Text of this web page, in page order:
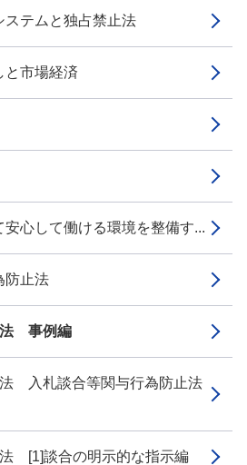
ステムと独占禁止法
と市場経済
心して働ける環境を整備す...
防止法
法 事例編
入札談合等関与行為防止法
[1]談合の明示的な指示編